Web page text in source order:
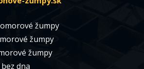
žumpy
žumpy
žumpy
dna